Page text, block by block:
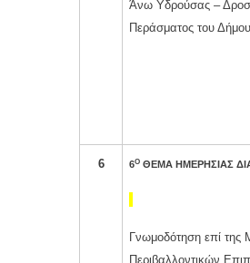
Άνω Υδρούσας –
Περάσματος του
6 6Ο ΘΕΜΑ ΗΜΕΡΗΣΙΑΣ
Γνωμοδότηση επί της
Περιβαλλοντικών